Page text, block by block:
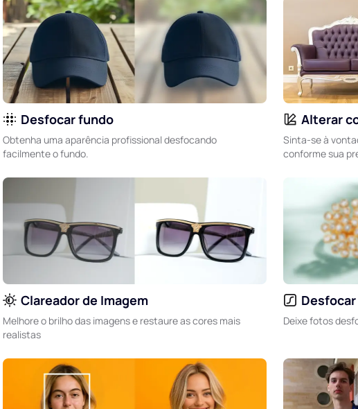
Desfocar fundo
Obtenha uma aparência profissional desfocando
facilmente o fundo.
Alterar
Sinta-se à
conforme sua
Clareador de Imagem
Melhore o brilho das imagens e restaure as cores mais
realistas
Deixe fotos